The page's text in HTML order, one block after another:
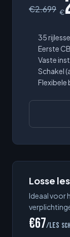
€2.699 €
35
Eerste
Vaste
Schakel
Flexibele
Losse les
Ideaal voor
€67/les